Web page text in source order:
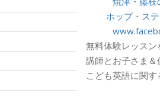
ホップ・ステ
無料体験レッス
講師とお子さま＆
こども英語に関す